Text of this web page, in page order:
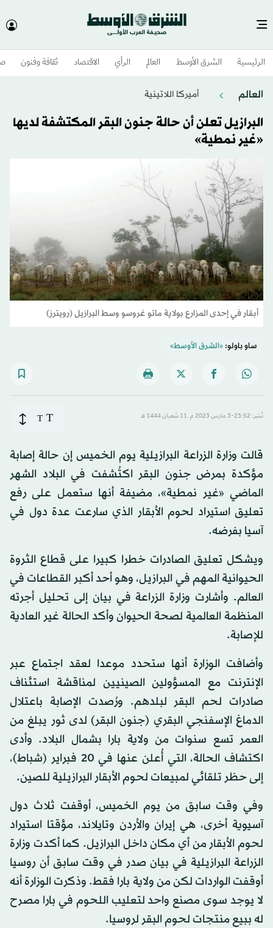
الرئيسية الشرق الأوسط​ العالم الرأي الاقتصاد ثقافة وفنون
العالم أميركا اللاتينية
البرازيل تعلن أن حالة جنون البقر المكتشفة لديها
«غير نمطية»
أبقار في إحدى المزارع بولاية ماتو غروسو وسط البرازيل (رويترز)
ساو باولو:«الشرق الأوسط»
نُشر: 23:52-3 مارس 2023 م ـ 11 شَعبان 1444 هـ T
T
قالت وزارة الزراعة البرازيلية يوم الخميس إن حالة إصابة
مؤكدة بمرض جنون البقر اكتُشفت في البلاد الشهر
الماضي «غير نمطية»، مضيفة أنها ستعمل على رفع
تعليق استيراد لحوم الأبقار الذي سارعت عدة دول في
آسيا بفرضه.
ويشكل تعليق الصادرات خطرا كبيرا على قطاع الثروة
الحيوانية المهم في البرازيل، وهو أحد أكبر القطاعات في
العالم. وأشارت وزارة الزراعة في بيان إلى تحليل أجرته
المنظمة العالمية لصحة الحيوان وأكد الحالة غير العادية
للإصابة.
وأضافت الوزارة أنها ستحدد موعدا لعقد اجتماع عبر
الإنترنت مع المسؤولين الصينيين لمناقشة استئناف
صادرات لحم البقر لبلدهم. ورُصدت الإصابة باعتلال
الدماغ الإسفنجي البقري (جنون البقر) لدى ثور يبلغ من
العمر تسع سنوات من ولاية بارا بشمال البلاد. وأدى
اكتشاف الحالة، التي أُعلن عنها في 20 فبراير (شباط)،
إلى حظر تلقائي لمبيعات لحوم الأبقار البرازيلية للصين.
وفي وقت سابق من يوم الخميس، أوقفت ثلاث دول
آسيوية أخرى، هي إيران والأردن وتايلاند، مؤقتا استيراد
لحوم الأبقار من أي مكان داخل البرازيل. كما أكدت وزارة
الزراعة البرازيلية في بيان صدر في وقت سابق أن روسيا
أوقفت الواردات لكن من ولاية بارا فقط. وذكرت الوزارة أنه
لا يوجد سوى مصنع واحد لتعليب اللحوم في بارا مصرح
له ببيع منتجات لحوم البقر لروسيا.